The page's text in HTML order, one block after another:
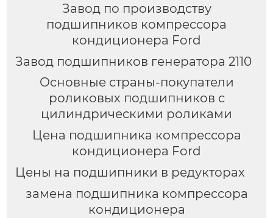
Завод по производству
подшипников компрессора
кондиционера Ford
Завод подшипников генератора 2110
Основные страны-покупатели
роликовых подшипников с
цилиндрическими роликами
Цена подшипника компрессора
кондиционера Ford
Цены на подшипники в редукторах
замена подшипника компрессора
кондиционера